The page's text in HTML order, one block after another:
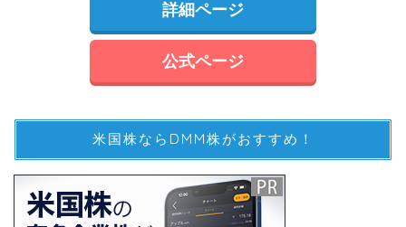
詳細ページ
公式ページ
米国株ならDMM株がおすすめ！